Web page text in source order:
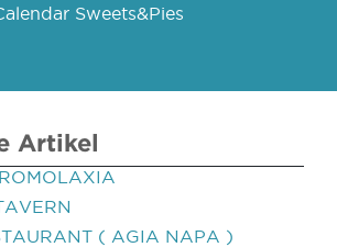
Sweets&Pies
Artikel
( AGIA NAPA )